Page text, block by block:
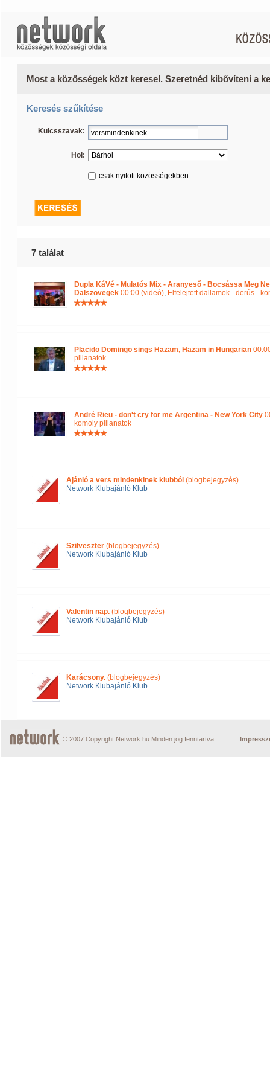
Most a közösségek közt keresel. Szeretnéd kibővíteni a
Keresés szűkítése
Kulcsszavak:
Hol:
csak nyitott közösségekben
7 találat
Dupla KáVé - Mulatós Mix - Aranyeső - Bocsássa Meg
Dalszövegek 00:00 (videó), Elfelejtett dallamok - derűs -
Placido Domingo sings Hazam, Hazam in Hungarian
pillanatok
André Rieu - don't cry for me Argentina - New York City
komoly pillanatok
Ajánló a vers mindenkinek klubból (blogbejegyzés)
Network Klubajánló Klub
Szilveszter (blogbejegyzés)
Network Klubajánló Klub
Valentin nap. (blogbejegyzés)
Network Klubajánló Klub
Karácsony. (blogbejegyzés)
Network Klubajánló Klub
© 2007 Copyright Network.hu Minden jog fenntartva.